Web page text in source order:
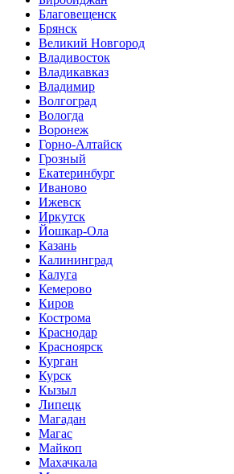
Благовещенск
Брянск
Великий Новгород
Владивосток
Владикавказ
Владимир
Волгоград
Вологда
Воронеж
Горно-Алтайск
Грозный
Екатеринбург
Иваново
Ижевск
Иркутск
Йошкар-Ола
Казань
Калининград
Калуга
Кемерово
Киров
Кострома
Краснодар
Красноярск
Курган
Курск
Кызыл
Липецк
Магадан
Магас
Майкоп
Махачкала